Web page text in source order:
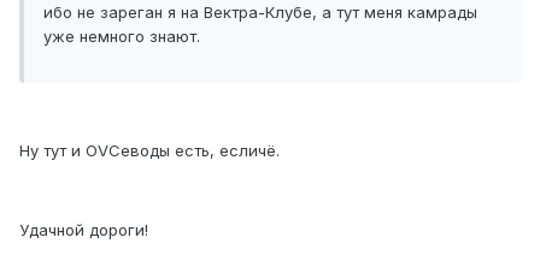
ибо не зареган я на Вектра-Клубе, а тут меня камрады
уже немного знают.
Ну тут и OVCеводы есть, есличё.
Удачной дороги!